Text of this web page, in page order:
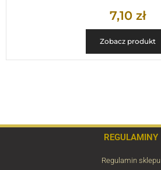
7,10 zł
Zobacz produkt
REGULAMINY
Regulamin sklepu